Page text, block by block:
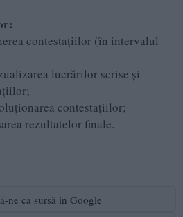
contestațiilor (în intervalul
lucrărilor scrise și
contestațiilor;
rezultatelor finale.
ne ca sursă în Google